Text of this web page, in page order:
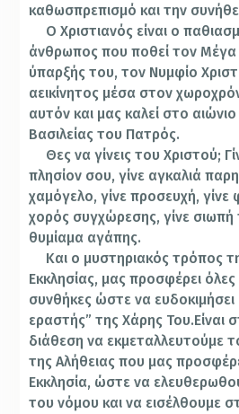
καθωσπρεπισμό και την
Ο Χριστιανός είναι ο
άνθρωπος που ποθεί τον Μέγα
ύπαρξής του, τον Νυμφίο
αεικίνητος μέσα στον
αυτόν και μας καλεί στο
Βασιλείας του Πατρός.
Θες να γίνεις του Χριστού;
πλησίον σου, γίνε αγκαλιά
χαμόγελο, γίνε προσευχή, γίνε
χορός συγχώρεσης, γίνε σιωπή
θυμίαμα αγάπης.
Και ο μυστηριακός τρόπος
Εκκλησίας, μας προσφέρει όλες
συνθήκες ώστε να
εραστής” της Χάρης Του.Είναι
διάθεση να εκμεταλλευτούμε
της Αλήθειας που μας
Εκκλησία, ώστε να
του νόμου και να εισέλθουμε